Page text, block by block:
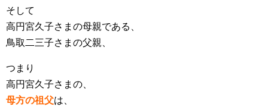
そして
高円宮久子さまの母親である、
鳥取二三子さまの父親、
つまり
高円宮久子さまの、
母方の祖父は、